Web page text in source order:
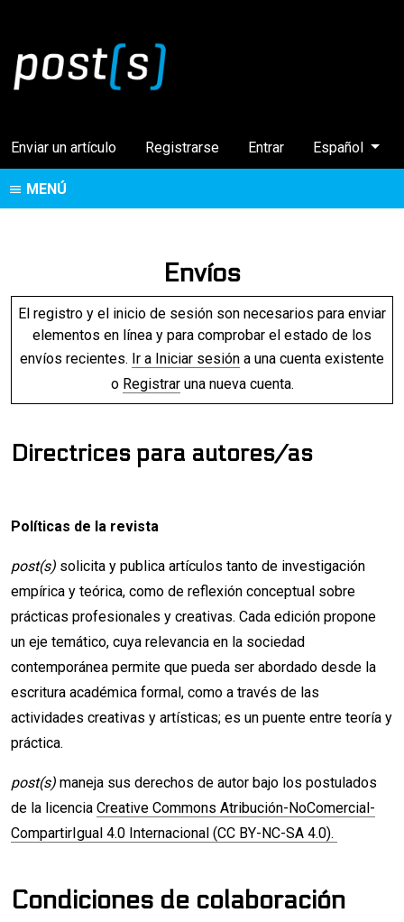
Enviar un artículo Registrarse Entrar Cambiar el
Español
MENÚ
Envíos
El registro y el inicio de sesión son necesarios para enviar
elementos en línea y para comprobar el estado de los
envíos recientes. Ir a Iniciar sesión a una cuenta existente
o Registraruna nueva cuenta.
Directrices para autores/as
Políticas de la revista
post(s) solicita y publica artículos tanto de investigación
empírica y teórica, como de reflexión conceptual sobre
prácticas profesionales y creativas. Cada edición propone
un eje temático, cuya relevancia en la sociedad
contemporánea permite que pueda ser abordado desde la
escritura académica formal, como a través de las
actividades creativas y artísticas; es un puente entre teoría y
práctica.
post(s) maneja sus derechos de autor bajo los postulados
de la licencia Creative Commons Atribución-NoComercial-
CompartirIgual 4.0 Internacional (CC BY-NC-SA 4.0).
Condiciones de colaboración